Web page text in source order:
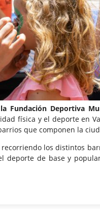
Fundación Deportiva
física y el deporte en
que componen la
los distintos
deporte de base y